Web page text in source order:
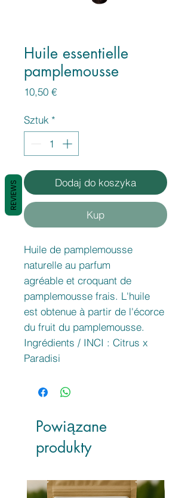
Huile essentielle
pamplemousse
10,50 €Cena
Sztuk *
Dodaj do koszyka
Kup
Huile de pamplemousse
naturelle au parfum
agréable et croquant de
pamplemousse frais. L'huile
est obtenue à partir de l'écorce
du fruit du pamplemousse.
Ingrédients / INCI : Citrus x
Paradisi
Powiązane
produkty
REVIEWS